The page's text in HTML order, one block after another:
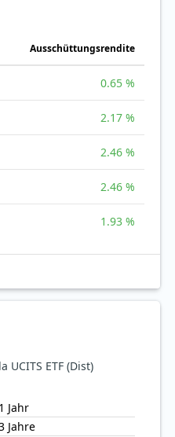
Ausschüttungsrendite
0.65 %
2.17 %
2.46 %
2.46 %
1.93 %
ETF (Dist)
1 Jahr
Jahre